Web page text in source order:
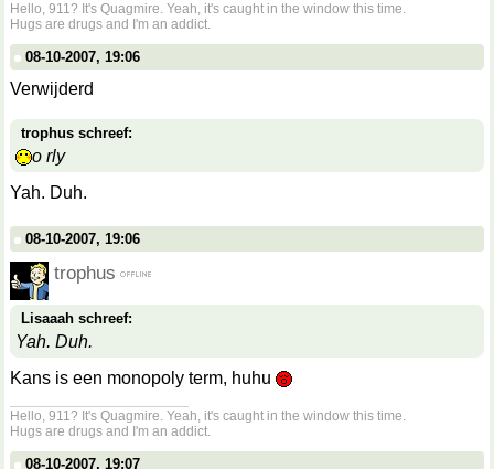
Hello, 911? It's Quagmire. Yeah, it's caught in the window this time.
Hugs are drugs and I'm an addict.
08-10-2007, 19:06
Verwijderd
trophus schreef:
o rly
Yah. Duh.
08-10-2007, 19:06
trophus
Lisaaah schreef:
Yah. Duh.
Kans is een monopoly term, huhu
Hello, 911? It's Quagmire. Yeah, it's caught in the window this time.
Hugs are drugs and I'm an addict.
08-10-2007, 19:07